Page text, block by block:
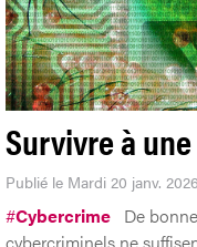
Survivre à
Publié le Mardi 20 janv. 2026
#Cybercrime De